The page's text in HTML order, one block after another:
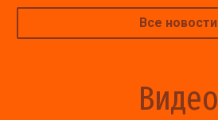
Все новости
Видео